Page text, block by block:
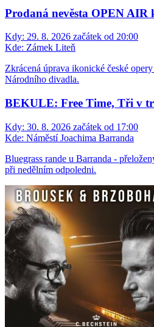
Prodaná nevěsta OPEN AIR
Kdy: 29. 8. 2026 začátek od 20:00
Kde: Zámek Liteň
Zkrácená úprava ikonické české
Národního divadla.
BEKULE: Free Time, Tři v
Kdy: 30. 8. 2026 začátek od 17:00
Kde: Náměstí Joachima Barranda
Bluegrass rande u Barranda -
při nedělním odpoledni.